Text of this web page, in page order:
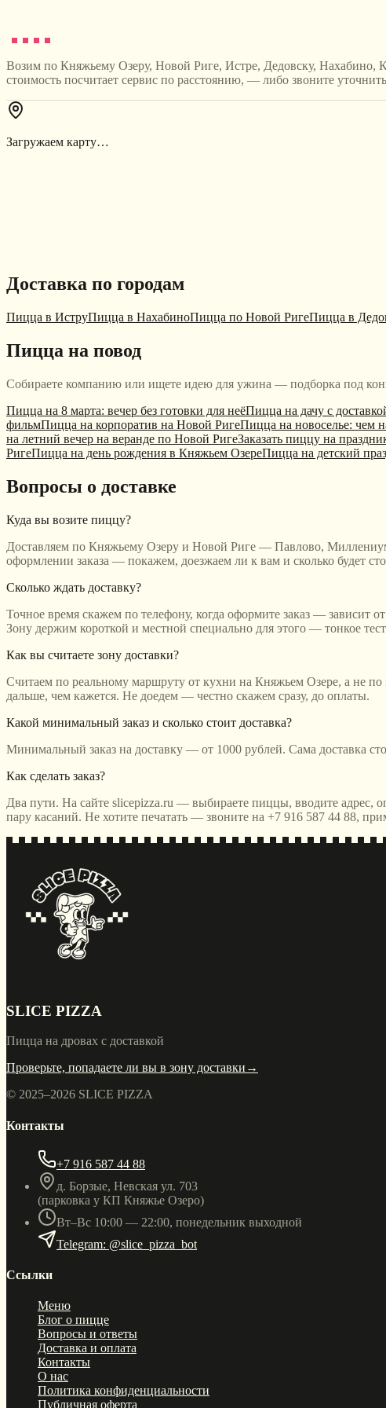
Возим по Княжьему Озеру, Новой Риге, Истре, Дедовску, Нахабино,
стоимость посчитает сервис по расстоянию, — либо звоните
Загружаем карту…
Доставка по городам
Пицца в ИструПицца в НахабиноПицца по Новой РигеПицца в
Пицца на повод
Собираете компанию или ищете идею для ужина — подборка под
Пицца на 8 марта: вечер без готовки для неёПицца на дачу с
фильмПицца на корпоратив на Новой РигеПицца на новоселье: чем
на летний вечер на веранде по Новой РигеЗаказать пиццу на
РигеПицца на день рождения в Княжьем ОзереПицца на детский
Вопросы о доставке
Куда вы возите пиццу?
Доставляем по Княжьему Озеру и Новой Риге — Павлово,
оформлении заказа — покажем, доезжаем ли к вам и сколько будет
Сколько ждать доставку?
Точное время скажем по телефону, когда оформите заказ — зависит
Зону держим короткой и местной специально для этого — тонкое
Как вы считаете зону доставки?
Считаем по реальному маршруту от кухни на Княжьем Озере, а не по
дальше, чем кажется. Не доедем — честно скажем сразу, до оплаты.
Какой минимальный заказ и сколько стоит доставка?
Минимальный заказ на доставку — от 1000 рублей. Сама доставка
Как сделать заказ?
Два пути. На сайте slicepizza.ru — выбираете пиццы, вводите адрес,
пару касаний. Не хотите печатать — звоните на +7 916 587 44 88,
SLICE PIZZA
Пицца на дровах с доставкой
Проверьте, попадаете ли вы в зону доставки →
© 2025–2026 SLICE PIZZA
Контакты
+7 916 587 44 88
д. Борзые, Невская ул. 703
(парковка у КП Княжье Озеро)
Вт–Вс 10:00 — 22:00, понедельник выходной
Telegram: @slice_pizza_bot
Ссылки
Меню
Блог о пицце
Вопросы и ответы
Доставка и оплата
Контакты
О нас
Политика конфиденциальности
Публичная оферта